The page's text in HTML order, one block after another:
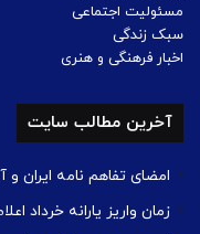
مسئولیت اجتماعی
سبک زندگی
اخبار فرهنگی و هنری
آخرین مطالب سایت
امضای تفاهم نامه ایران و
زمان واریز یارانه خرداد